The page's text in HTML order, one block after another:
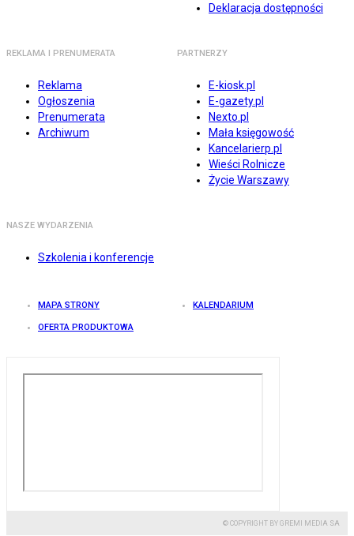
Deklaracja dostępności
REKLAMA I PRENUMERATA
Reklama
Ogłoszenia
Prenumerata
Archiwum
PARTNERZY
E-kiosk.pl
E-gazety.pl
Nexto.pl
Mała księgowość
Kancelarierp.pl
Wieści Rolnicze
Życie Warszawy
NASZE WYDARZENIA
Szkolenia i konferencje
MAPA STRONY KALENDARIUM
OFERTA PRODUKTOWA
© COPYRIGHT BY GREMI MEDIA SA